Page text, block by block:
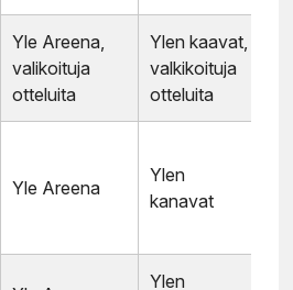
Yle Areena,
valikoituja
otteluita
Ylen kaavat,
valkikoituja
otteluita
Yle Areena
Ylen
kanavat
Ylen